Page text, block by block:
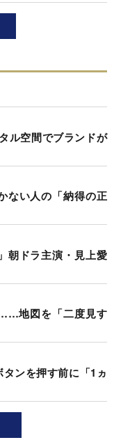
ル空間でブランドが
ない人の「納得の正
朝ドラ主演・見上愛
……地図を「二度見す
ンを押す前に「1ヵ